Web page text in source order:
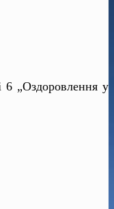
6 „Оздоровлення у